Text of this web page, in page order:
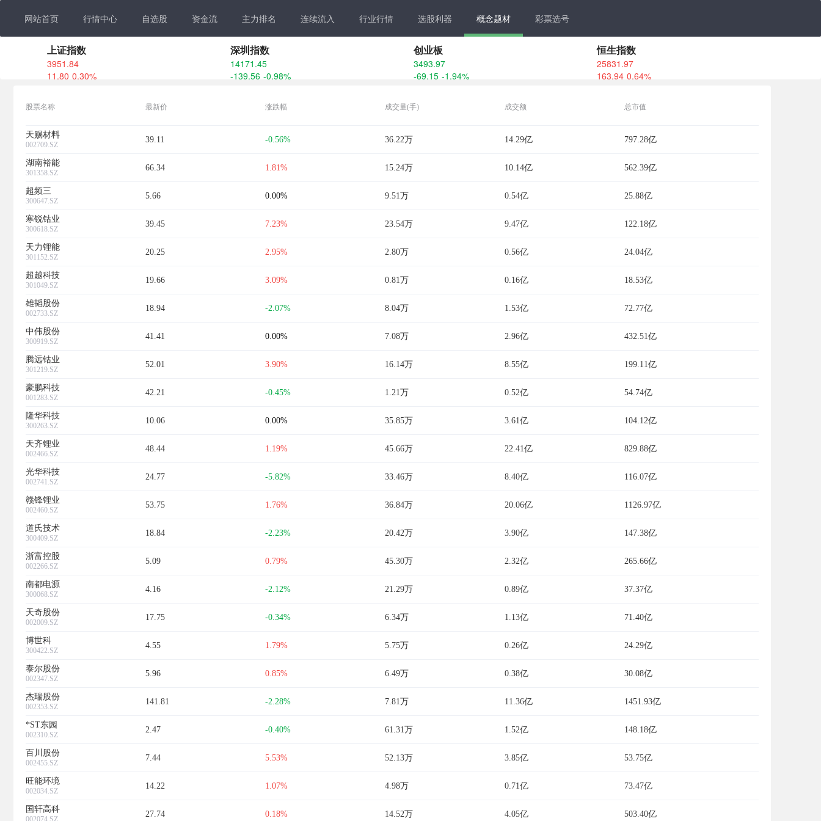
网站首页 行情中心 自选股 资金流 主力排名 连续流入 行业行情 选股利器 概念题材 彩票选号
上证指数
3951.84
11.80 0.30%
深圳指数
14171.45
-139.56 -0.98%
创业板
3493.97
-69.15 -1.94%
恒生指数
25831.97
163.94 0.64%
股票名称 最新价 涨跌幅 成交量(手) 成交额 总市值
天赐材料
002709.SZ
39.11 -0.56% 36.22万 14.29亿 797.28亿
湖南裕能
301358.SZ
66.34 1.81% 15.24万 10.14亿 562.39亿
超频三
300647.SZ
5.66 0.00% 9.51万 0.54亿 25.88亿
寒锐钴业
300618.SZ
39.45 7.23% 23.54万 9.47亿 122.18亿
天力锂能
301152.SZ
20.25 2.95% 2.80万 0.56亿 24.04亿
超越科技
301049.SZ
19.66 3.09% 0.81万 0.16亿 18.53亿
雄韬股份
002733.SZ
18.94 -2.07% 8.04万 1.53亿 72.77亿
中伟股份
300919.SZ
41.41 0.00% 7.08万 2.96亿 432.51亿
腾远钴业
301219.SZ
52.01 3.90% 16.14万 8.55亿 199.11亿
豪鹏科技
001283.SZ
42.21 -0.45% 1.21万 0.52亿 54.74亿
隆华科技
300263.SZ
10.06 0.00% 35.85万 3.61亿 104.12亿
天齐锂业
002466.SZ
48.44 1.19% 45.66万 22.41亿 829.88亿
光华科技
002741.SZ
24.77 -5.82% 33.46万 8.40亿 116.07亿
赣锋锂业
002460.SZ
53.75 1.76% 36.84万 20.06亿 1126.97亿
道氏技术
300409.SZ
18.84 -2.23% 20.42万 3.90亿 147.38亿
浙富控股
002266.SZ
5.09 0.79% 45.30万 2.32亿 265.66亿
南都电源
300068.SZ
4.16 -2.12% 21.29万 0.89亿 37.37亿
天奇股份
002009.SZ
17.75 -0.34% 6.34万 1.13亿 71.40亿
博世科
300422.SZ
4.55 1.79% 5.75万 0.26亿 24.29亿
泰尔股份
002347.SZ
5.96 0.85% 6.49万 0.38亿 30.08亿
杰瑞股份
002353.SZ
141.81 -2.28% 7.81万 11.36亿 1451.93亿
*ST东园
002310.SZ
2.47 -0.40% 61.31万 1.52亿 148.18亿
百川股份
002455.SZ
7.44 5.53% 52.13万 3.85亿 53.75亿
旺能环境
002034.SZ
14.22 1.07% 4.98万 0.71亿 73.47亿
国轩高科
002074.SZ
27.74 0.18% 14.52万 4.05亿 503.40亿